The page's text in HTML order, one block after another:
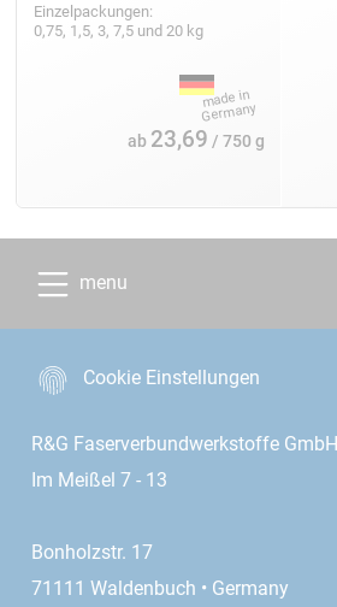
Einzelpackungen:
0,75, 1,5, 3, 7,5 und 20 kg
ab 23,69 / 750 g
menu
Cookie Einstellungen
R&G Faserverbundwerkstoffe GmbH
Im Meißel 7 - 13
Bonholzstr. 17
71111 Waldenbuch • Germany